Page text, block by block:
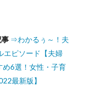
事 ⇒わかるぅ～！夫
エピソード【夫婦
6選！女性・子育
最新版】